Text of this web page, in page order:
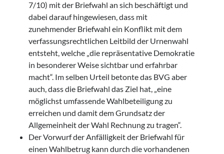
7/10) mit der Briefwahl an sich beschäftigt und
dabei darauf hingewiesen, dass mit
zunehmender Briefwahl ein Konflikt mit dem
verfassungsrechtlichen Leitbild der Urnenwahl
entsteht, welche „die repräsentative Demokratie
in besonderer Weise sichtbar und erfahrbar
macht“. Im selben Urteil betonte das BVG aber
auch, dass die Briefwahl das Ziel hat, „eine
möglichst umfassende Wahlbeteiligung zu
erreichen und damit dem Grundsatz der
Allgemeinheit der Wahl Rechnung zu tragen“.
Der Vorwurf der Anfälligkeit der Briefwahl für
einen Wahlbetrug kann durch die vorhandenen